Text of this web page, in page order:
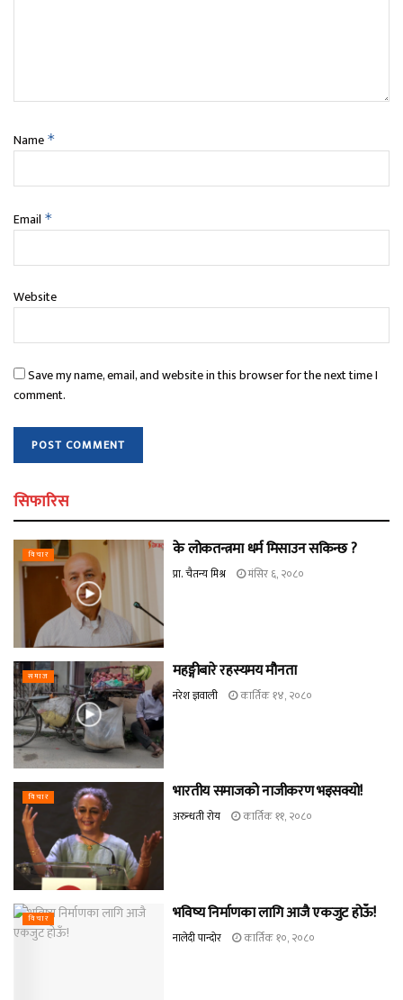
Name *
Email *
Website
Save my name, email, and website in this browser for the next time I
comment.
सिफारिस
विचार के लोकतन्त्रमा धर्म मिसाउन सकिन्छ ?
प्रा. चैतन्य मिश्र मंसिर ६, २०८०
समाज महङ्गीबारे रहस्यमय मौनता
नरेश ज्ञवाली कार्तिक १४, २०८०
विचार भारतीय समाजको नाजीकरण भइसक्यो!
अरुन्धती रोय कार्तिक ११, २०८०
विचार भविष्य निर्माणका लागि आजै एकजुट होऊँ!
नालेदी पान्दोर कार्तिक १०, २०८०